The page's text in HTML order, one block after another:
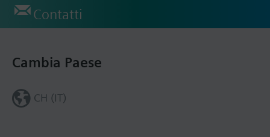
Contatti
Cambia Paese
CH (IT)